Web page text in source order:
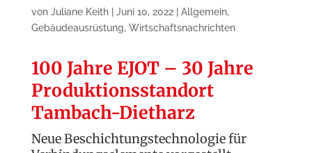
von Juliane Keith| Juni 10, 2022| Allgemein,
Gebäudeausrüstung, Wirtschaftsnachrichten
100 Jahre EJOT – 30 Jahre
Produktionsstandort
Tambach-Dietharz
Neue Beschichtungstechnologie für